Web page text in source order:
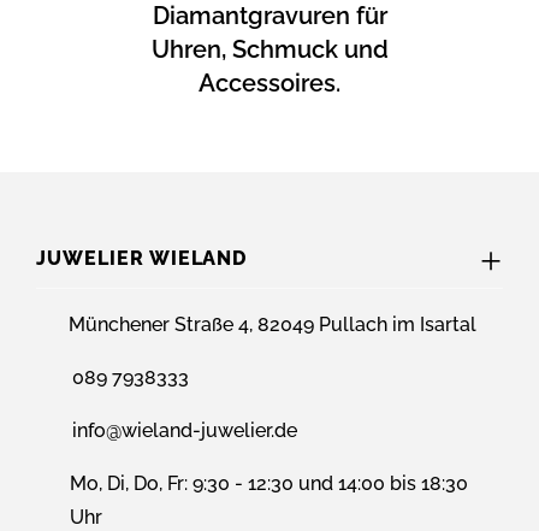
Diamantgravuren für
Uhren, Schmuck und
Accessoires.
JUWELIER WIELAND
Münchener Straße 4, 82049 Pullach im Isartal
089 7938333
info@wieland-juwelier.de
Mo, Di, Do, Fr: 9:30 - 12:30 und 14:00 bis 18:30
Uhr